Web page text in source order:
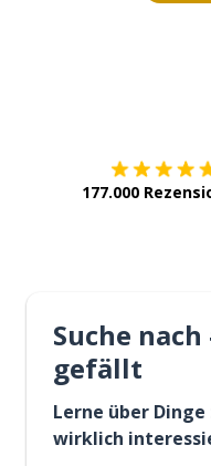
177.000
Suche
gefällt
Lerne über
wirklich